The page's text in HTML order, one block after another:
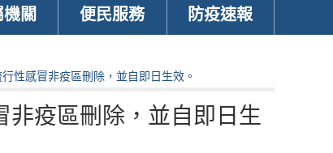
關 便民服務 防疫速報
性感冒非疫區刪除，並自即日生效。
非疫區刪除，並自即日生